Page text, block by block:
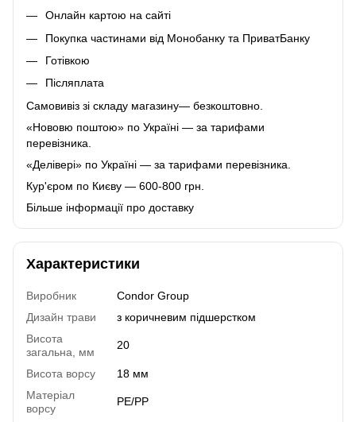
Онлайн картою на сайті
Покупка частинами від Монобанку та ПриватБанку
Готівкою
Післяплата
Самовивіз зі складу магазину— безкоштовно.
«Нововю поштою» по Україні — за тарифами
перевізника.
«Делівері» по Україні — за тарифами перевізника.
Кур'єром по Києву — 600-800 грн.
Більше інформації про доставку
Характеристики
Виробник
Condor Group
Дизайн трави
з коричневим підшерстком
Висота
загальна, мм
20
Висота ворсу
18 мм
Матеріал
ворсу
PE/PP